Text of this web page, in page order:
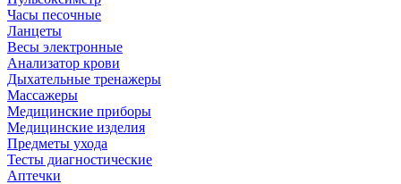
Часы песочные
Ланцеты
Весы электронные
Анализатор крови
Дыхательные тренажеры
Массажеры
Медицинские приборы
Медицинские изделия
Предметы ухода
Тесты диагностические
Аптечки